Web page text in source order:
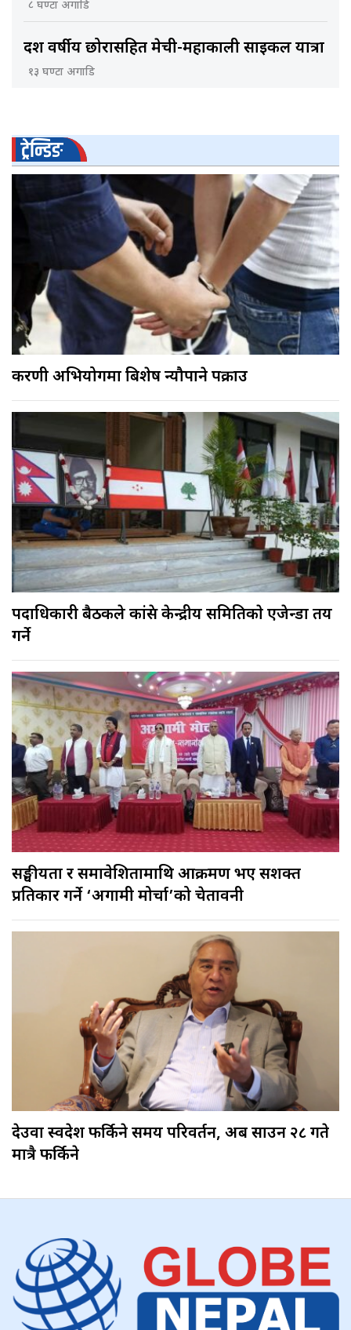
८ घण्टा अगाडि
दश वर्षीय छोरासहित मेची-महाकाली साइकल यात्रा
१३ घण्टा अगाडि
ट्रेन्डिङ
करणी अभियोगमा बिशेष न्यौपाने पक्राउ
पदाधिकारी बैठकले कांग्रेस केन्द्रीय समितिकाे एजेन्डा तय
गर्ने
सङ्घीयता र समावेशितामाथि आक्रमण भए सशक्त
प्रतिकार गर्ने ‘अग्रगामी मोर्चा’को चेतावनी
देउवा स्वदेश फर्किने समय परिवर्तन, अब साउन २८ गते
मात्रै फर्किने